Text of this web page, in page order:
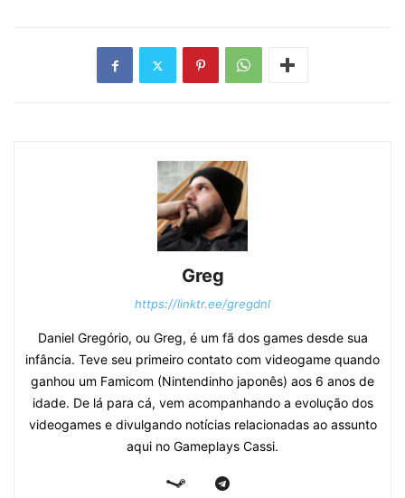
Greg
https://linktr.ee/gregdnl
Daniel Gregório, ou Greg, é um fã dos games desde sua
infância. Teve seu primeiro contato com videogame quando
ganhou um Famicom (Nintendinho japonês) aos 6 anos de
idade. De lá para cá, vem acompanhando a evolução dos
videogames e divulgando notícias relacionadas ao assunto
aqui no Gameplays Cassi.